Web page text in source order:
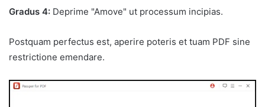
Gradus 4: Deprime "Amove" ut processum incipias.
Postquam perfectus est, aperire poteris et tuam PDF sine
restrictione emendare.